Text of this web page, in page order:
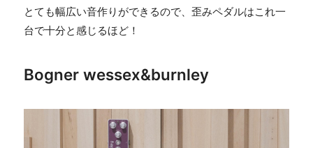
とても幅広い音作りができるので、歪みペダルはこれ一
台で十分と感じるほど！
Bogner wessex&burnley